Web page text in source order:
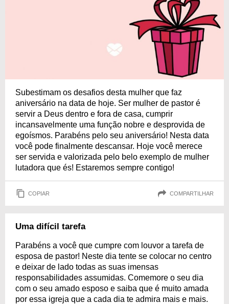
Subestimam os desafios desta mulher que faz
aniversário na data de hoje. Ser mulher de pastor é
servir a Deus dentro e fora de casa, cumprir
incansavelmente uma função nobre e desprovida de
egoísmos. Parabéns pelo seu aniversário! Nesta data
você pode finalmente descansar. Hoje você merece
ser servida e valorizada pelo belo exemplo de mulher
lutadora que és! Estaremos sempre contigo!
COPIAR COMPARTILHAR
Uma difícil tarefa
Parabéns a você que cumpre com louvor a tarefa de
esposa de pastor! Neste dia tente se colocar no centro
e deixar de lado todas as suas imensas
responsabilidades assumidas. Comemore o seu dia
com o seu amado esposo e saiba que é muito amada
por essa igreja que a cada dia te admira mais e mais.